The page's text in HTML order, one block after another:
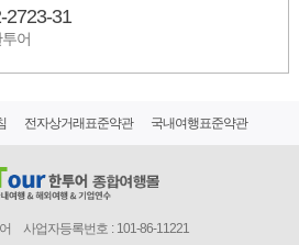
2723-31
어
전자상거래표준약관 국내여행표준약관
사업자등록번호 : 101-86-11221